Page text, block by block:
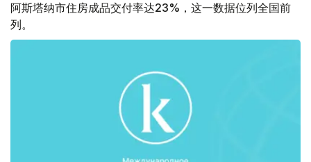
阿斯塔纳市住房成品交付率达23%，这一数据位列全国前
列。